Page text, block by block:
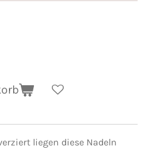
liegen diese Nadeln